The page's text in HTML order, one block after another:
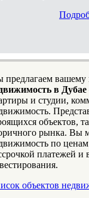
в Дубае
и студии,
объектов,
рынка. Вы
по
платежей
объектов